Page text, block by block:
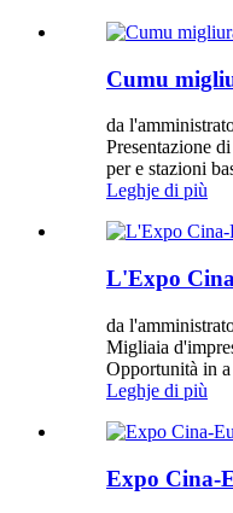
Cumu
da
Presentazione
per e stazioni
Leghje di più
L'Expo
da
Migliaia
Opportunità in
Leghje di più
Expo Cina-